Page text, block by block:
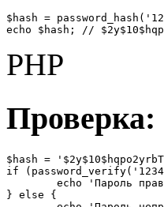
$hash =
echo $hash; //
PHP
Проверка:
$hash =
if
} else {